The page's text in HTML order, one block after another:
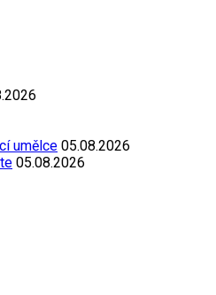
umělce 05.08.2026
05.08.2026